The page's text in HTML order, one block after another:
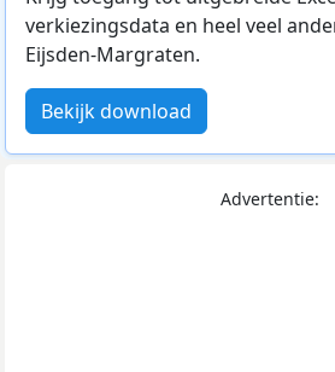
verkiezingsdata en heel veel
Eijsden-Margraten.
Bekijk download
Advertentie: